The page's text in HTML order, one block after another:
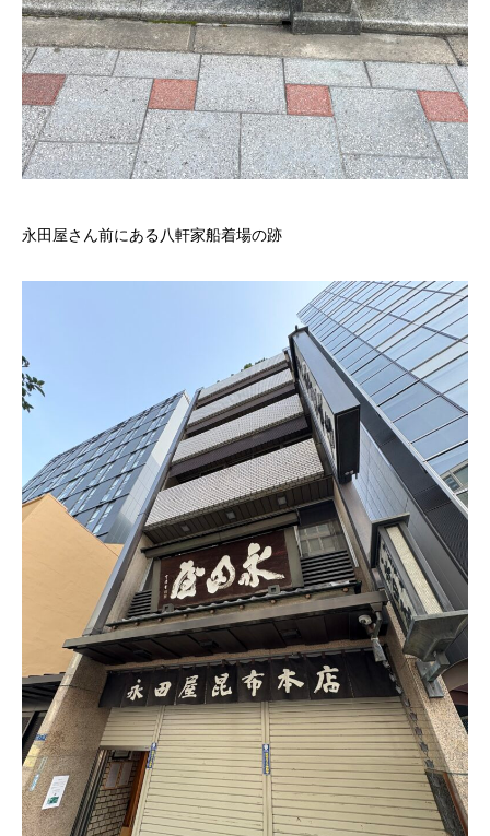
永田屋さん前にある八軒家船着場の跡